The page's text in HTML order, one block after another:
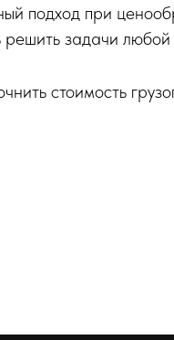
подход при
решить задачи
стоимость